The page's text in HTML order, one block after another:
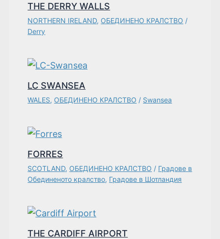
THE DERRY WALLS
NORTHERN IRELAND, ОБЕДИНЕНО КРАЛСТВО /
Derry
LC SWANSEA
WALES, ОБЕДИНЕНО КРАЛСТВО / Swansea
FORRES
SCOTLAND, ОБЕДИНЕНО КРАЛСТВО / Градове в
Обединеното кралство, Градове в Шотландия
THE CARDIFF AIRPORT